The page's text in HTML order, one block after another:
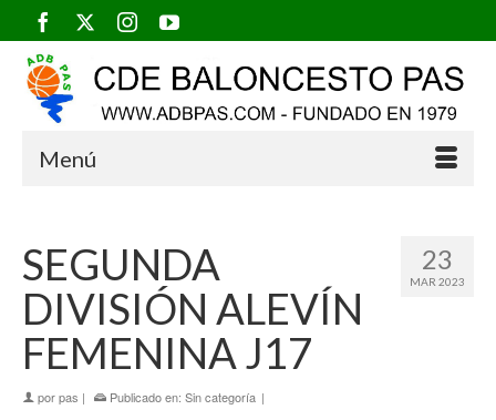
Menú
23
MAR 2023
SEGUNDA
DIVISIÓN ALEVÍN
FEMENINA J17
porpas | Publicado en: Sin categoría |